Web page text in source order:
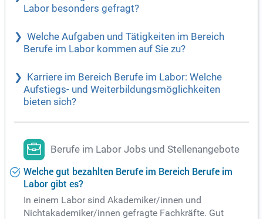
Labor besonders gefragt?
Welche Aufgaben und Tätigkeiten im Bereich
Berufe im Labor kommen auf Sie zu?
Karriere im Bereich Berufe im Labor: Welche
Aufstiegs- und Weiterbildungsmöglichkeiten
bieten sich?
Berufe im Labor Jobs und Stellenangebote
Welche gut bezahlten Berufe im Bereich Berufe im
Labor gibt es?
In einem Labor sind Akademiker/innen und
Nichtakademiker/innen gefragte Fachkräfte. Gut